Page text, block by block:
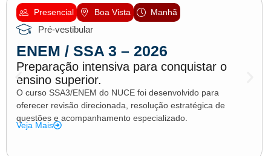
Presencial Boa Vista Manhã
Pré-vestibular
ENEM / SSA 3 – 2026
Preparação intensiva para conquistar o
ensino superior.
O curso SSA3/ENEM do NUCE foi desenvolvido para
oferecer revisão direcionada, resolução estratégica de
questões e acompanhamento especializado.
Veja Mais